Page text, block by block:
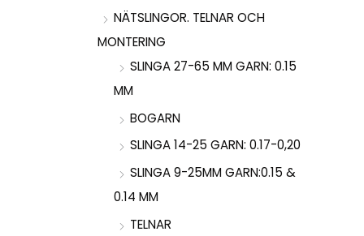
NÄTSLINGOR. TELNAR OCH
MONTERING
SLINGA 27-65 MM GARN: 0.15
MM
BOGARN
SLINGA 14-25 GARN: 0.17-0,20
SLINGA 9-25MM GARN:0.15 &
0.14 MM
TELNAR